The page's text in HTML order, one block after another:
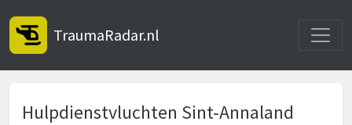
TraumaRadar.nl
Hulpdienstvluchten Sint-Annaland